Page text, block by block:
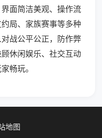
面简洁美观、操作流
局、家族赛事等多种
战公平公正，防作弊
休闲娱乐、社交互动
畅玩。
地图